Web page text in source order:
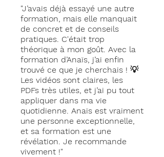
"J’avais déjà essayé une autre
formation, mais elle manquait
de concret et de conseils
pratiques. C'était trop
théorique à mon goût. Avec la
formation d’Anaïs, j’ai enfin
trouvé ce que je cherchais ! 💡
Les vidéos sont claires, les
PDFs très utiles, et j’ai pu tout
appliquer dans ma vie
quotidienne. Anaïs est vraiment
une personne exceptionnelle,
et sa formation est une
révélation. Je recommande
vivement !"